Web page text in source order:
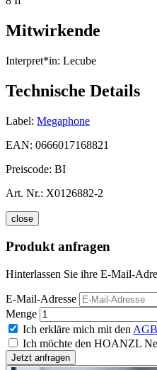
Mitwirkende
Interpret*in: Lecube
Technische Details
Label: Megaphone
EAN: 0666017168821
Preiscode: BI
Art. Nr.: X0126882-2
close
Produkt anfragen
Hinterlassen Sie ihre E-Mail-
E-Mail-Adresse
Menge
Ich erkläre mich mit den AGB
Ich möchte den HOANZL